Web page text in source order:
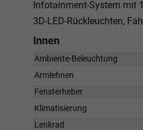
Infotainment-System mit
3D-LED-Rückleuchten,
Innen
Ambiente-Beleuchtung
Armlehnen
Fensterheber
Klimatisierung
Lenkrad